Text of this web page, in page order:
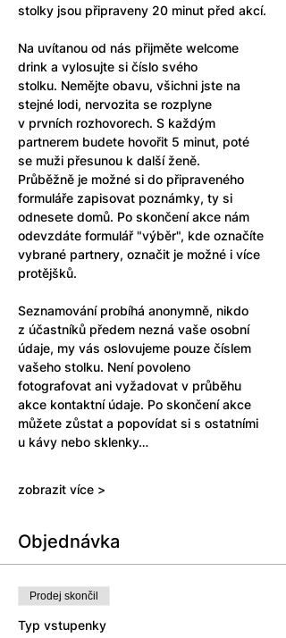
stolky jsou připraveny 20 minut před akcí.
Na uvítanou od nás přijměte welcome
drink a vylosujte si číslo svého
stolku. Nemějte obavu, všichni jste na
stejné lodi, nervozita se rozplyne
v prvních rozhovorech. S každým
partnerem budete hovořit 5 minut, poté
se muži přesunou k další ženě.
Průběžně je možné si do připraveného
formuláře zapisovat poznámky, ty si
odnesete domů. Po skončení akce nám
odevzdáte formulář "výběr", kde označíte
vybrané partnery, označit je možné i více
protějšků.
Seznamování probíhá anonymně, nikdo
z účastníků předem nezná vaše osobní
údaje, my vás oslovujeme pouze číslem
vašeho stolku. Není povoleno
fotografovat ani vyžadovat v průběhu
akce kontaktní údaje. Po skončení akce
můžete zůstat a popovídat si s ostatními
u kávy nebo sklenky…
zobrazit více >
Objednávka
Prodej skončil
Typ vstupenky